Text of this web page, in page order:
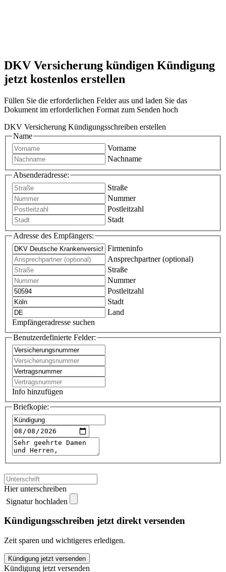
DKV Versicherung kündigen Kündigung
jetzt kostenlos erstellen
Füllen Sie die erforderlichen Felder aus und laden Sie das
Dokument im erforderlichen Format zum Senden hoch
DKV Versicherung Kündigungsschreiben erstellen
Name
Vorname
Nachname
Absenderadresse:
Straße
Nummer
Postleitzahl
Stadt
Adresse des Empfängers:
Firmeninfo
Ansprechpartner (optional)
Straße
Nummer
Postleitzahl
Stadt
Land
Empfängeradresse suchen
Benutzerdefinierte Felder:
Info hinzufügen
Briefkopie:
Hier unterschreiben
Signatur hochladen
Kündigungsschreiben jetzt direkt versenden
Zeit sparen und wichtigeres erledigen.
DKV
Versicherung
Kündigung jetzt versenden
Kündigung jetzt versenden